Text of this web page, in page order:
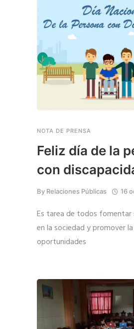
NOTA DE PRENSA
Feliz día de la
con
By Relaciones Públicas 16
Es tarea de todos fomentar
en la sociedad y promover
oportunidades